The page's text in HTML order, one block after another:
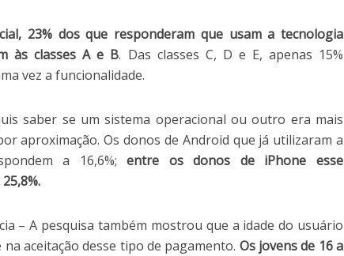
23% dos que responderam que usam a tecnologia
às classes A e B. Das classes C, D e E, apenas 15%
vez a funcionalidade.
saber se um sistema operacional ou outro era mais
aproximação. Os donos de Android que já utilizaram a
a 16,6%;entre os donos de iPhone esse
– A pesquisa também mostrou que a idade do usuário
aceitação desse tipo de pagamento. Os jovens de 16 a